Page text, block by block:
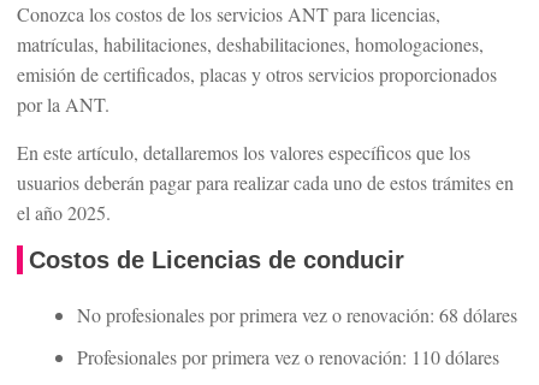
Conozca los costos de los servicios ANT para licencias,
matrículas, habilitaciones, deshabilitaciones, homologaciones,
emisión de certificados, placas y otros servicios proporcionados
por la ANT.
En este artículo, detallaremos los valores específicos que los
usuarios deberán pagar para realizar cada uno de estos trámites en
el año 2025.
Costos de Licencias de conducir
No profesionales por primera vez o renovación: 68 dólares
Profesionales por primera vez o renovación: 110 dólares